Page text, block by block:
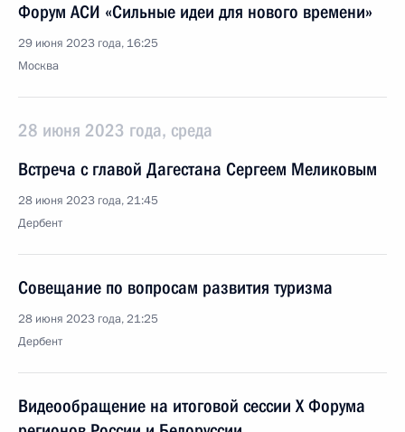
Форум АСИ «Сильные идеи для нового времени»
29 июня 2023 года, 16:25
Москва
28 июня 2023 года, среда
Встреча с главой Дагестана Сергеем Меликовым
28 июня 2023 года, 21:45
Дербент
Совещание по вопросам развития туризма
28 июня 2023 года, 21:25
Дербент
Видеообращение на итоговой сессии X Форума